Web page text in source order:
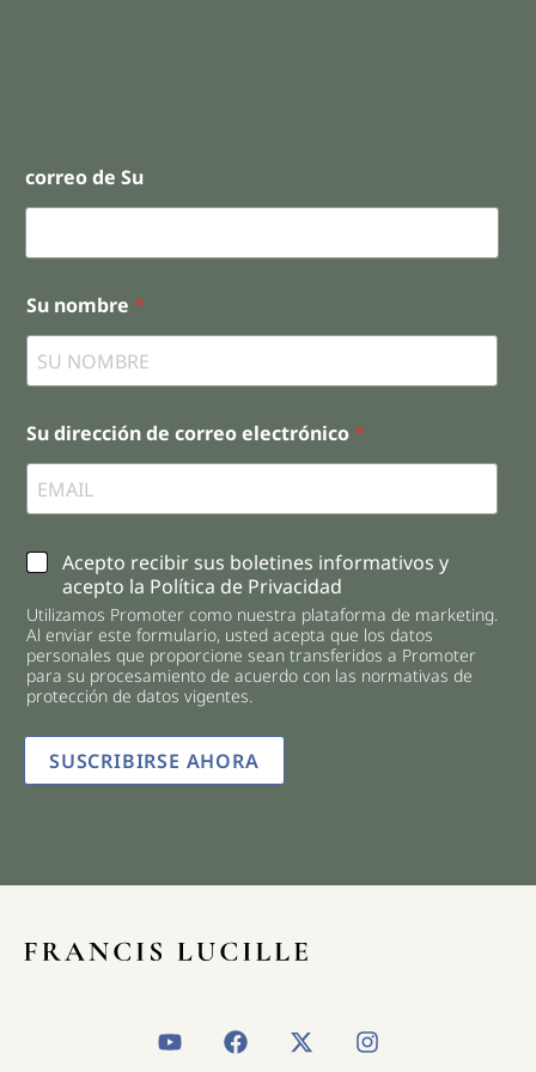
correo de Su
Su nombre *
Su dirección de correo electrónico *
C
e
c
k
b
o
e
*
Acepto recibir sus boletines informativos y
acepto la Política de Privacidad
Utilizamos Promoter como nuestra plataforma de marketing.
Al enviar este formulario, usted acepta que los datos
personales que proporcione sean transferidos a Promoter
para su procesamiento de acuerdo con las normativas de
protección de datos vigentes.
SUSCRIBIRSE AHORA
Y
o
F
a
X
-
I
n